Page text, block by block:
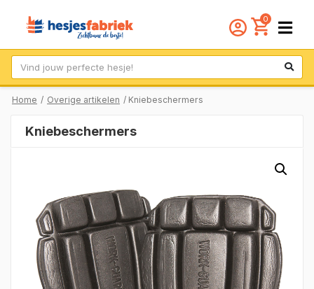
0
Zoek
Home / Overige artikelen / Kniebeschermers
Kniebeschermers